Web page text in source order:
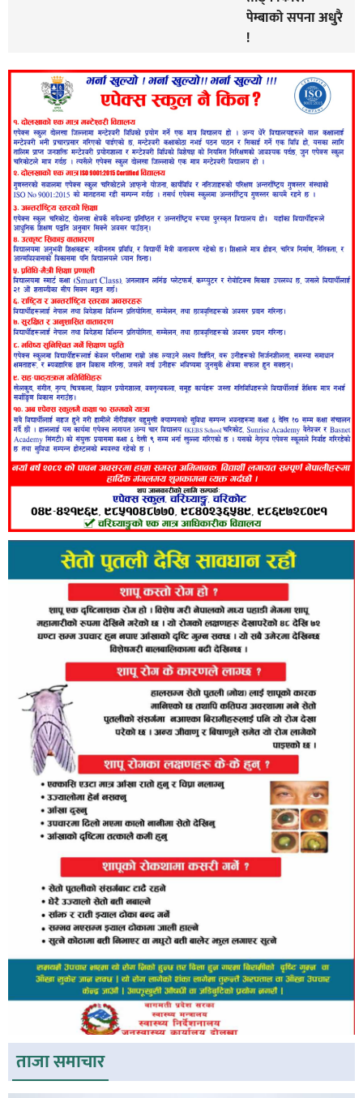
पेम्बाको सपना अधुरै
!
ताजा समाचार